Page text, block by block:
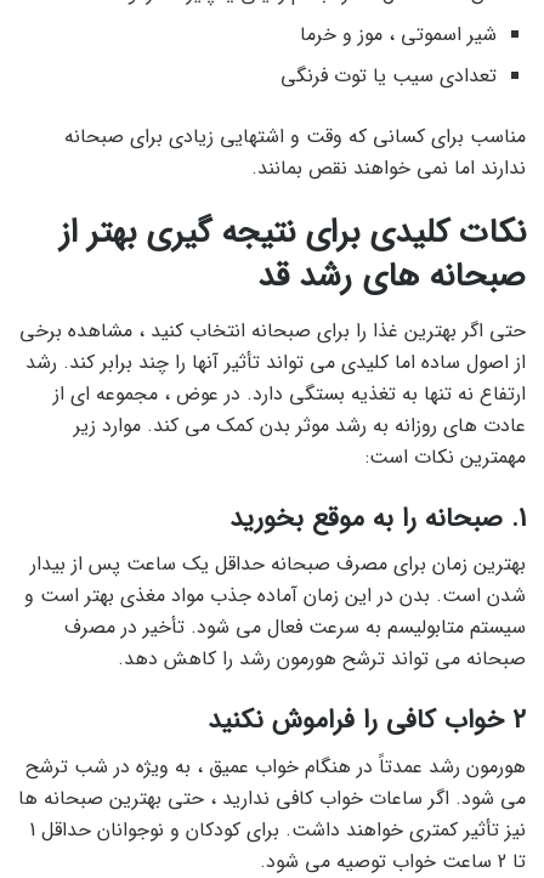
شیر اسموتی ، موز و خرما
تعدادی سیب یا توت فرنگی
مناسب برای کسانی که وقت و اشتهایی زیادی برای صبحانه
ندارند اما نمی خواهند نقص بمانند.
نکات کلیدی برای نتیجه گیری بهتر از
صبحانه های رشد قد
حتی اگر بهترین غذا را برای صبحانه انتخاب کنید ، مشاهده برخی
از اصول ساده اما کلیدی می تواند تأثیر آنها را چند برابر کند. رشد
ارتفاع نه تنها به تغذیه بستگی دارد. در عوض ، مجموعه ای از
عادت های روزانه به رشد موثر بدن کمک می کند. موارد زیر
مهمترین نکات است:
1. صبحانه را به موقع بخورید
بهترین زمان برای مصرف صبحانه حداقل یک ساعت پس از بیدار
شدن است. بدن در این زمان آماده جذب مواد مغذی بهتر است و
سیستم متابولیسم به سرعت فعال می شود. تأخیر در مصرف
صبحانه می تواند ترشح هورمون رشد را کاهش دهد.
2 خواب کافی را فراموش نکنید
هورمون رشد عمدتاً در هنگام خواب عمیق ، به ویژه در شب ترشح
می شود. اگر ساعات خواب کافی ندارید ، حتی بهترین صبحانه ها
نیز تأثیر کمتری خواهند داشت. برای کودکان و نوجوانان حداقل 1
تا 2 ساعت خواب توصیه می شود.